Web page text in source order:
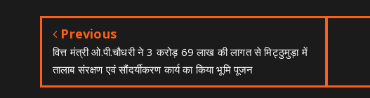
Previous
वित्त मंत्री ओ.पी.चौधरी ने 3 करोड़ 69 लाख की लागत से मिट्ठुमुड़ा में
तालाब संरक्षण एवं सौंदर्यीकरण कार्य का किया भूमि पूजन